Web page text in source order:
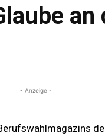
- Anzeige -